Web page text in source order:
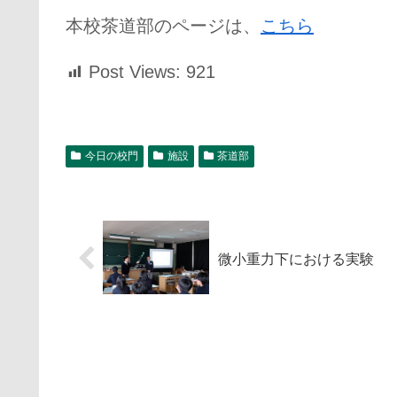
本校茶道部のページは、 こちら
Post Views: 921
今日の校門 施設 茶道部
微小重力下における実験